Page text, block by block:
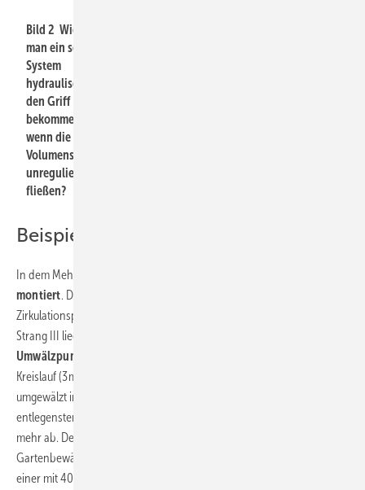
Bild 2 Wie kann
man ein solches
System
hydraulisch in
den Griff
bekommen,
wenn die
Volumenströme
unreguliert
fließen?
Beispiel zum Problem
In dem Mehrfamilienhaus aus
montiert. Der Strang I befindet sich in 3 m Abstand zur
Zirkulationspumpe, Strang II in 20 m Abstand und der entlegenste
Strang III liegt 40 m von der Pumpe entfernt. Schaltet man die
Umwälzpumpe
Kreislauf(3 m Abstand, Strang I) bewegen. Ein wenig wird wohl noch
umgewälzt im mittelgroßen Kreis (20 m Abstand, Strang II) und im
entlegensten Kreis (40 m Abstand, Strang III) spielt sich fast nichts
mehr ab. Der Vorgang ist vergleichbar mit einem Anschluss zur
Gartenbewässerung, an der ein Schlauch mit 3 m, einer mit 20 m und
einer mit 40 m Länge angeschlossen ist. Der dickste Schwall wird aus